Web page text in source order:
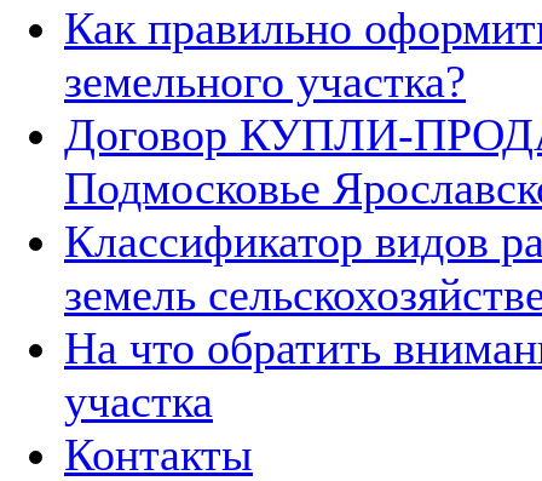
Как правильно
земельного участка?
Договор КУПЛИ-
Подмосковье
Классификатор видов
земель
На что обратить
участка
Контакты